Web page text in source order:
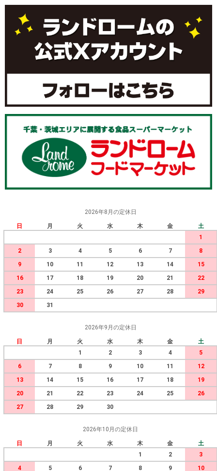
2026年8月の定休日
日 月 火 水 木 金
土
1
2
3 4 5 6 7
8
9
10 11 12 13 14
15
16
17 18 19 20 21
22
23
24 25 26 27 28
29
30
31
2026年9月の定休日
日 月 火 水 木 金
土
1
2 3 4
5
6
7 8 9 10 11
12
13
14 15 16 17 18
19
20
21 22 23 24 25
26
27
28 29 30
2026年10月の定休日
日 月 火 水 木 金
土
1
2
3
4
5 6 7 8 9 10